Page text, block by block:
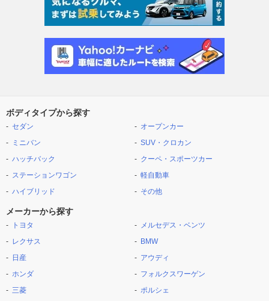
ボディタイプから探す
セダン
ミニバン
ハッチバック
ステーションワゴン
ハイブリッド
オープンカー
SUV・クロカン
クーペ・スポーツカー
軽自動車
その他
メーカーから探す
トヨタ
レクサス
日産
ホンダ
三菱
メルセデス・ベンツ
BMW
アウディ
フォルクスワーゲン
ポルシェ